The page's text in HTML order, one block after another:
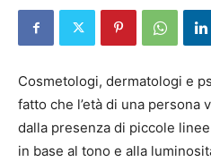
Cosmetologi, dermatologi e
fatto che l’età di una persona
dalla presenza di piccole
in base al tono e alla